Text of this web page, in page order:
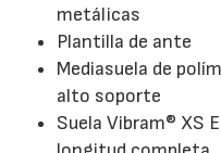
metálicas
Plantilla de ante
Mediasuela de
alto soporte
Suela Vibram® XS